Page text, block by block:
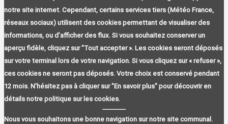
notre site internet. Cependant, certains services tiers (Météo France,
réseaux sociaux) utilisent des cookies permettant de visualiser des
informations, ou d’afficher des flux. Si vous souhaitez conserver un
aperçu fidèle, cliquez sur "Tout accepter ». Les cookies seront déposés
sur votre terminal lors de votre navigation. Si vous cliquez sur « refuser »,
ces cookies ne seront pas déposés. Votre choix est conservé pendant
12 mois. N'hésitez pas à cliquer sur "En savoir plus" pour découvrir en
détails notre politique sur les cookies.
Nous vous souhaitons une bonne navigation sur notre site communal.